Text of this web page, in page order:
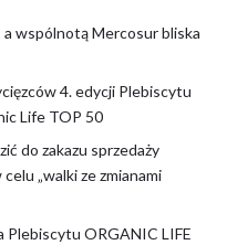
a wspólnotą Mercosur bliska
4. edycji Plebiscytu
Life TOP 50
do zakazu sprzedaży
„walki ze zmianami
Plebiscytu ORGANIC LIFE